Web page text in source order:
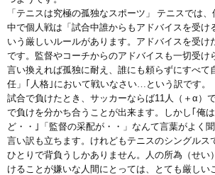
「テニスは究極の孤独なスポーツ」
テニスでは
中で個人戦は「試合中誰からもアドバイスを受け
いう厳しいルールがあります。アドバイスを受け
です。監督やコーチからのアドバイスも一切受け
言い換えれば孤独に耐え、誰にも頼らずにすべて
任」｢人格｣において戦いなさい…という訳です。
試合で負けたとき、サッカーならば11人（＋ α ）
で負けを分かち合うことが出来ます。しかし｢俺
ど・・｣「監督の采配が・・」なんて言葉がよく
言い訳も立ちます。 けれどもテニスのシングルス
ひとりで背負うしかありません。人の所為（せい
けることが嫌いな人間にとっては、とても厳しい